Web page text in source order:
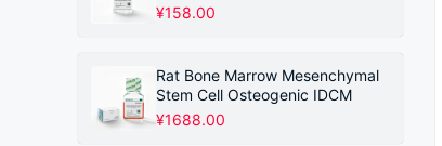
¥158.00
Rat Bone Marrow Mesenchymal
Stem Cell Osteogenic IDCM
¥1688.00